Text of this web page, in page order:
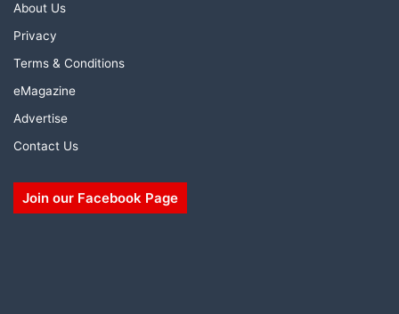
About Us
Privacy
Terms & Conditions
eMagazine
Advertise
Contact Us
Join our Facebook Page